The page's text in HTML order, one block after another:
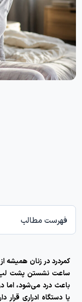
فهرست مطالب
کمردرد در زنان
ساعت نشستن پشت
باعث درد می‌شود، اما
یا دستگاه ادراری قرار